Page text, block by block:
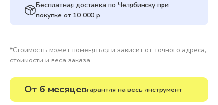
Бесплатная доставка по Челябинску при
покупке от 10 000 р
*Стоимость может поменяться и зависит от точного адреса,
стоимости и веса заказа
От 6 месяцевгарантия на весь инструмент